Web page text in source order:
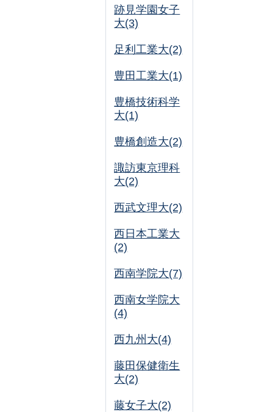
跡見学園女子
大(3)
足利工業大(2)
豊田工業大(1)
豊橋技術科学
大(1)
豊橋創造大(2)
諏訪東京理科
大(2)
西武文理大(2)
西日本工業大
(2)
西南学院大(7)
西南女学院大
(4)
西九州大(4)
藤田保健衛生
大(2)
藤女子大(2)